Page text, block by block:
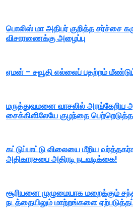
பொலிஸ் மா அதிபர் குறித்த சர்ச்சை
விசாரணைக்கு அழைப்பு
ஏமன் – சவூதி எல்லைப் பதற்றம்
மருத்துவமனை வாசலில் அரங்கேறிய
சைக்கிளிலேயே குழந்தை
கட்டுப்பாட்டு விலையை மீறிய
அதிகாரசபை அதிரடி நடவடிக்கை!
சூரியனை முழுமையாக மறைக்கும்
நடத்தையிலும் மாற்றங்களை